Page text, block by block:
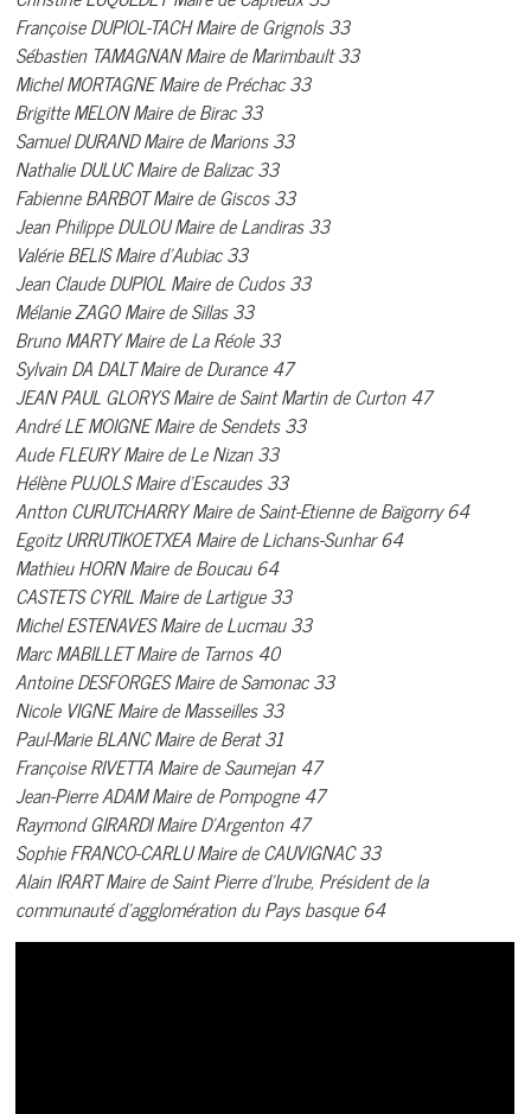
Françoise DUPIOL-TACH Maire de Grignols 33
Sébastien TAMAGNAN Maire de Marimbault 33
Michel MORTAGNE Maire de Préchac 33
Brigitte MELON Maire de Birac 33
Samuel DURAND Maire de Marions 33
Nathalie DULUC Maire de Balizac 33
Fabienne BARBOT Maire de Giscos 33
Jean Philippe DULOU Maire de Landiras 33
Valérie BELIS Maire d’Aubiac 33
Jean Claude DUPIOL Maire de Cudos 33
Mélanie ZAGO Maire de Sillas 33
Bruno MARTY Maire de La Réole 33
Sylvain DA DALT Maire de Durance 47
JEAN PAUL GLORYS Maire de Saint Martin de Curton 47
André LE MOIGNE Maire de Sendets 33
Aude FLEURY Maire de Le Nizan 33
Hélène PUJOLS Maire d’Escaudes 33
Antton CURUTCHARRY Maire de Saint-Etienne de Baïgorry 64
Egoitz URRUTIKOETXEA Maire de Lichans-Sunhar 64
Mathieu HORN Maire de Boucau 64
CASTETS CYRIL Maire de Lartigue 33
Michel ESTENAVES Maire de Lucmau 33
Marc MABILLET Maire de Tarnos 40
Antoine DESFORGES Maire de Samonac 33
Nicole VIGNE Maire de Masseilles 33
Paul-Marie BLANC Maire de Berat 31
Françoise RIVETTA Maire de Saumejan 47
Jean-Pierre ADAM Maire de Pompogne 47
Raymond GIRARDI Maire D’Argenton 47
Sophie FRANCO-CARLU Maire de CAUVIGNAC 33
Alain IRART Maire de Saint Pierre d’Irube, Président de la
communauté d’agglomération du Pays basque 64